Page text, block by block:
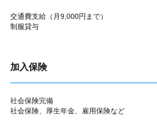
交通費支給（月9,000円まで）
制服貸与
加入保険
社会保険完備
社会保険、厚生年金、雇用保険など